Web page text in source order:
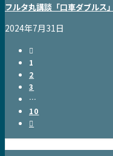
フルタ丸講談「口車ダブルス
2024年7月31日
1
2
3
…
10